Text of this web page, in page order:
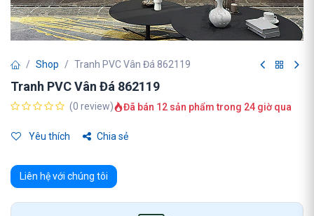
Shop Tranh PVC Vân Đá 862119
Tranh PVC Vân Đá 862119
(0 review) Đã bán 12 sản phẩm trong 24 giờ qua
Yêu thích Chia sẻ
Liên hệ với chúng tôi